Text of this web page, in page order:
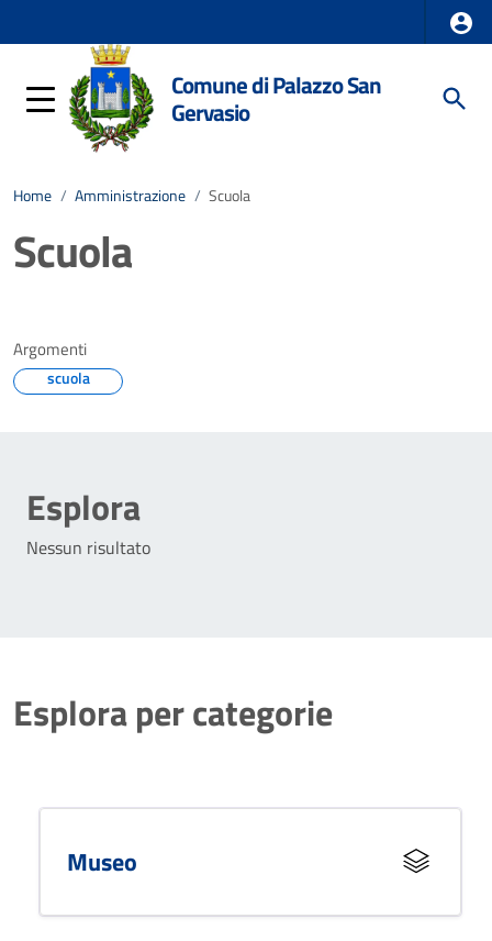
Comune di Palazzo San
Gervasio
Home / Amministrazione / Scuola
Scuola
Argomenti
scuola
Esplora
Nessun risultato
Esplora per categorie
Museo